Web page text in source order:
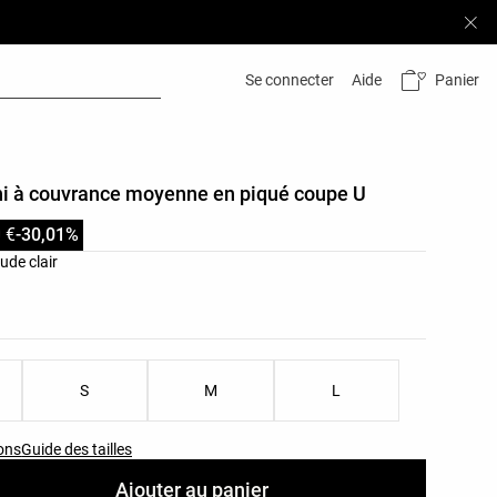
Se connecter Aide Panier
clairdu produit
à couvrance moyenne en piqué coupe U
€-30,01%
du produit
S M L
Guide des tailles
Ajouter au panier